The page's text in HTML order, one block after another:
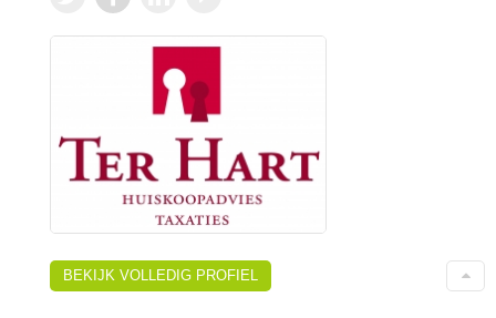
BEKIJK VOLLEDIG PROFIEL